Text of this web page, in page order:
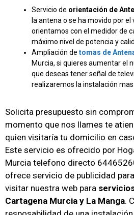
Servicio de orientación de
la antena o se ha movido por
orientamos con el medidor de
máximo nivel de potencia y
Ampliación de tomas de
Murcia, si quieres aumentar el
que deseas tener señal de
realizaremos la instalación mas
Solicita presupuesto sin
momento que nos llames te
quien visitaría tu domicilio en
Este servicio es ofrecido por
Murcia telefono directo
ofrece servicio de publicidad
visitar nuestra web para
Cartagena Murcia y La Manga.